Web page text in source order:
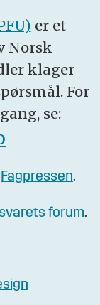
er et
Norsk
klager
For
se:
Fagpressen.
forum.